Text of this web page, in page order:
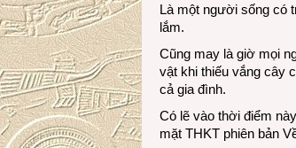
Là một người sống có
lắm.
Cũng may là giờ mọi
vật khi thiếu vắng cây
cả gia đình.
Có lẽ vào thời điểm
mặt THKT phiên bản